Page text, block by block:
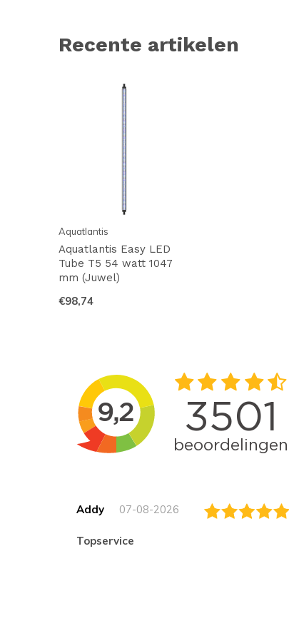
Recente artikelen
Aquatlantis
Aquatlantis Easy LED
Tube T5 54 watt 1047
mm (Juwel)
€98,74
Addy 07-08-2026
topservice